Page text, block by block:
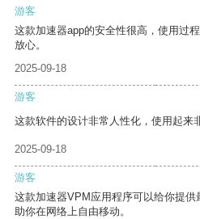
游客
这款加速器app的安全性很高，使用过
放心。
2025-09-18
游客
这款软件的设计非常人性化，使用起来
2025-09-18
游客
这款加速器VPM应用程序可以给你提
助你在网络上自由移动。